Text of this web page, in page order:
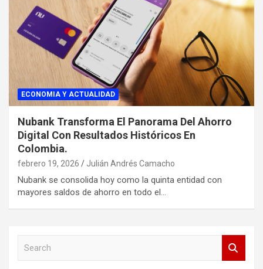
ECONOMIA Y ACTUALIDAD
Nubank Transforma El Panorama Del Ahorro
Digital Con Resultados Históricos En
Colombia.
febrero 19, 2026 Julián Andrés Camacho
Nubank se consolida hoy como la quinta entidad con
mayores saldos de ahorro en todo el…